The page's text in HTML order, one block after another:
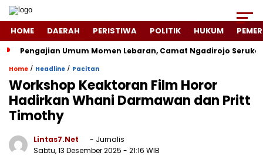
HOME DAERAH PERISTIWA POLITIK HUKUM
Pengajian Umum Momen Lebaran, Camat Ngadirojo
Home / Headline / Pacitan
Workshop Keaktoran Film Horor
Hadirkan Whani Darmawan dan Pritt
Timothy
Lintas7.net
- Jurnalis
Sabtu, 13 Desember 2025 - 21:16 WIB